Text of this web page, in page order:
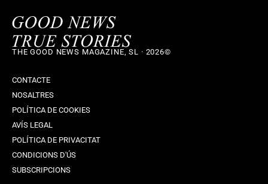
THE GOOD NEWS MAGAZINE, SL · 2026©
CONTACTE
NOSALTRES
POLÍTICA DE COOKIES
AVÍS LEGAL
POLÍTICA DE PRIVACITAT
CONDICIONS D'ÚS
SUBSCRIPCIONS